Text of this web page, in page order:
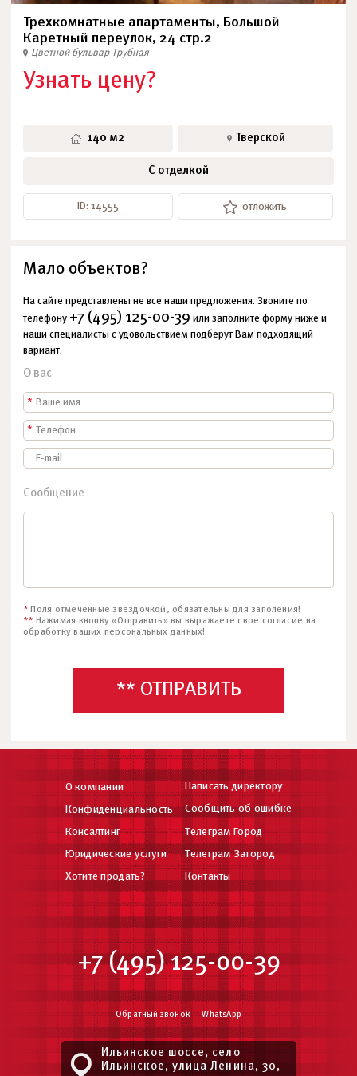
Трехкомнатные апартаменты, Большой
Каретный переулок, 24 стр.2
Цветной бульвар Трубная
Узнать цену?
140 м2 Тверской
С отделкой
ID: 14555 отложить
Мало объектов?
На сайте представлены не все наши предложения. Звоните по
телефону +7 (495) 125-00-39 или заполните форму ниже и
наши специалисты с удовольствием подберут Вам подходящий
вариант.
О вас
*
*
Сообщение
* Поля отмеченные звездочкой, обязательны для заполения!
** Нажимая кнопку «Отправить» вы выражаете свое согласие на
обработку ваших персональных данных!
** ОТПРАВИТЬ
О компании
Конфиденциальность
Консалтинг
Юридические услуги
Хотите продать?
Написать директору
Сообщить об ошибке
Телеграм Город
Телеграм Загород
Контакты
+7 (495) 125-00-39
Обратный звонок WhatsApp
Ильинское шоссе, село
Ильинское, улица Ленина, 30,